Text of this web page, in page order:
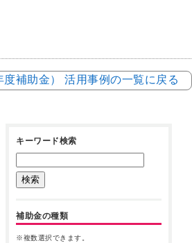
補助金） 活用事例の一覧に戻る
キーワード検索
補助金の種類
※複数選択できます。